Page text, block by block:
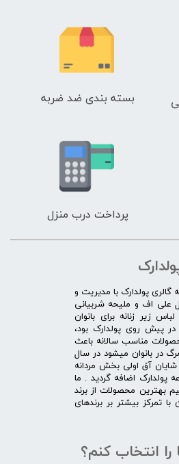
بسته بندی ضد ضربه
پرداخت درب منزل
1395 بود که گالری پولدارک با مدیریت و
علی اف و ملیحه شربیانی
زیر زنانه برای بانوان
در پیش روی پولدارک بود،
مناسب سالانه باعث
در بانوان میشود در سال
شایان آق اولی بخش مردانه
پولدارک اضافه گردید . ما
بهترین محصولات از برند
تمرکز بیشتر بر برندهای
را انتخاب کنم؟